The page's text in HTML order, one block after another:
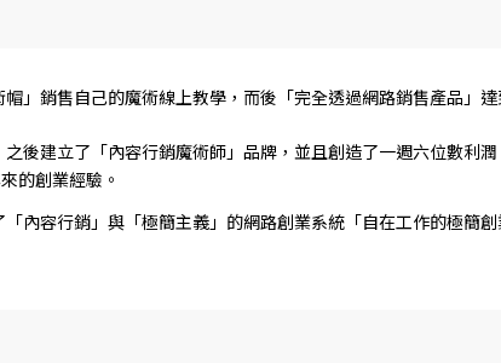
」銷售自己的魔術線上教學，而後「完全透過網路銷售產品」達
後建立了「內容行銷魔術師」品牌，並且創造了一週六位數利
的創業經驗。
內容行銷」與「極簡主義」的網路創業系統「自在工作的極簡